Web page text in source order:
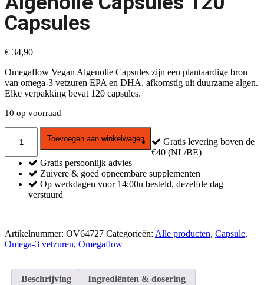
Capsules
€ 34,90
Omegaflow Vegan Algenolie Capsules zijn een plantaardige bron
van omega-3 vetzuren EPA en DHA, afkomstig uit duurzame algen.
Elke verpakking bevat 120 capsules.
10 op voorraad
Omegaflow
Algenolie
Capsules
Capsules
Toevoegen aan winkelwagen
Gratis levering boven de
€40 (NL/BE)
Gratis persoonlijk advies
Zuivere & goed opneembare supplementen
Op werkdagen voor 14:00u besteld, dezelfde dag
verstuurd
Artikelnummer: OV64727 Categorieën: Alle producten, Capsule,
Omega-3 vetzuren, Omegaflow
Beschrijving Ingrediënten & dosering